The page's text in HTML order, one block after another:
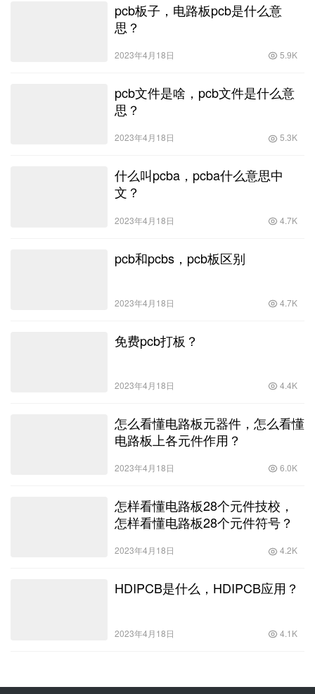
pcb板子，电路板pcb是什么意
思？
2023年4月18日 5.9K
pcb文件是啥，pcb文件是什么意
思？
2023年4月18日 5.3K
什么叫pcba，pcba什么意思中
文？
2023年4月18日 4.7K
pcb和pcbs，pcb板区别
2023年4月18日 4.7K
免费pcb打板？
2023年4月18日 4.4K
怎么看懂电路板元器件，怎么看懂
电路板上各元件作用？
2023年4月18日 6.0K
怎样看懂电路板28个元件技校，
怎样看懂电路板28个元件符号？
2023年4月18日 4.2K
HDIPCB是什么，HDIPCB应用？
2023年4月18日 4.1K